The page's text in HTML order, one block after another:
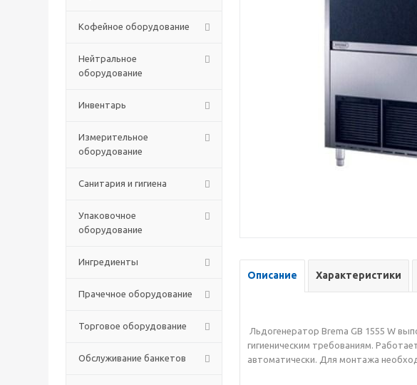
Кофейное оборудование
Нейтральное
оборудование
Инвентарь
Измерительное
оборудование
Санитария и гигиена
Упаковочное
оборудование
Ингредиенты
Прачечное оборудование
Торговое оборудование
Обслуживание банкетов
Описание Характеристики
Льдогенератор Brema GВ 1555 W
гигиеническим требованиям.
автоматически. Для монтажа